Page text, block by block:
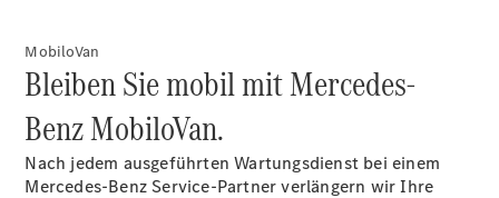
MobiloVan
Bleiben Sie mobil mit Mercedes-
Benz MobiloVan.
Nach jedem ausgeführten Wartungsdienst bei einem
Mercedes-Benz Service-Partner verlängern wir Ihre